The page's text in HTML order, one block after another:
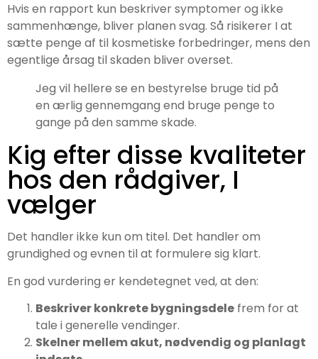
Hvis en rapport kun beskriver symptomer og ikke
sammenhænge, bliver planen svag. Så risikerer I at
sætte penge af til kosmetiske forbedringer, mens den
egentlige årsag til skaden bliver overset.
Jeg vil hellere se en bestyrelse bruge tid på
en ærlig gennemgang end bruge penge to
gange på den samme skade.
Kig efter disse kvaliteter
hos den rådgiver, I
vælger
Det handler ikke kun om titel. Det handler om
grundighed og evnen til at formulere sig klart.
En god vurdering er kendetegnet ved, at den:
Beskriver konkrete bygningsdele frem for at
tale i generelle vendinger.
Skelner mellem akut, nødvendig og planlagt